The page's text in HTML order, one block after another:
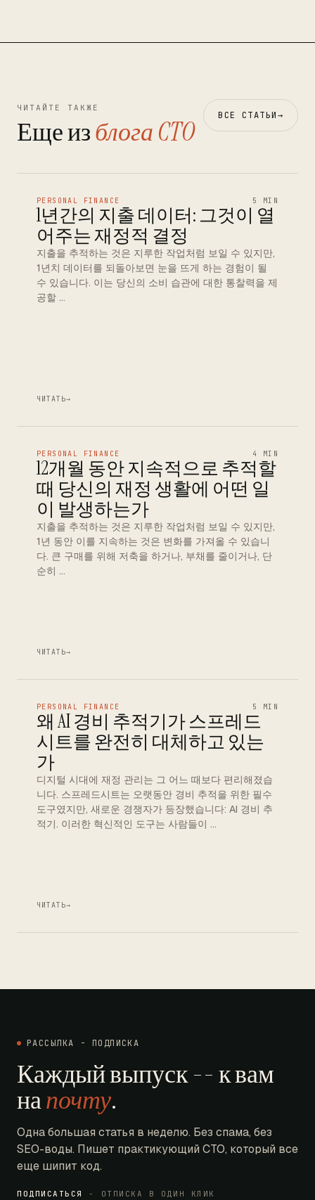
ЧИТАЙТЕ ТАКЖЕ
Еще изблога CTO ВСЕ СТАТЬИ→
PERSONAL FINANCE 5 MIN
1년간의 지출 데이터: 그것이 열
어주는 재정적 결정
지출을 추적하는 것은 지루한 작업처럼 보일 수 있지만,
1년치 데이터를 되돌아보면 눈을 뜨게 하는 경험이 될
수 있습니다. 이는 당신의 소비 습관에 대한 통찰력을 제
공할 …
ЧИТАТЬ→
PERSONAL FINANCE 4 MIN
12개월 동안 지속적으로 추적할
때 당신의 재정 생활에 어떤 일
이 발생하는가
지출을 추적하는 것은 지루한 작업처럼 보일 수 있지만,
1년 동안 이를 지속하는 것은 변화를 가져올 수 있습니
다. 큰 구매를 위해 저축을 하거나, 부채를 줄이거나, 단
순히 …
ЧИТАТЬ→
PERSONAL FINANCE 5 MIN
왜 AI 경비 추적기가 스프레드
시트를 완전히 대체하고 있는
가
디지털 시대에 재정 관리는 그 어느 때보다 편리해졌습
니다. 스프레드시트는 오랫동안 경비 추적을 위한 필수
도구였지만, 새로운 경쟁자가 등장했습니다: AI 경비 추
적기. 이러한 혁신적인 도구는 사람들이 …
ЧИТАТЬ→
РАССЫЛКА - ПОДПИСКА
Каждый выпуск -- к вам
напочту.
Одна большая статья в неделю. Без спама, без
SEO-воды. Пишет практикующий CTO, который все
еще шипит код.
ПОДПИСАТЬСЯ - ОТПИСКА В ОДИН КЛИК